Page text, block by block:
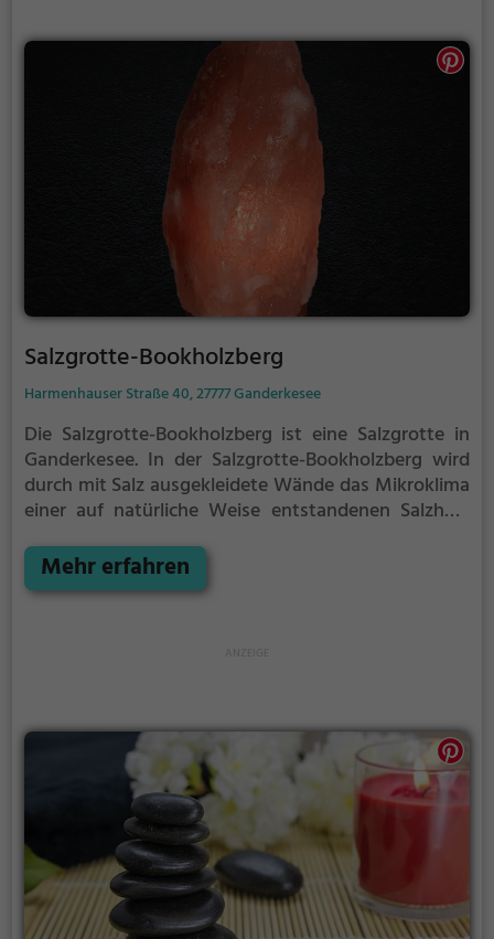
Salzgrotte-Bookholzberg
Harmenhauser Straße 40, 27777 Ganderkesee
Die Salzgrotte-Bookholzberg ist eine Salzgrotte in
Ganderkesee. In der Salzgrotte-Bookholzberg wird
durch mit Salz ausgekleidete Wände das Mikroklima
einer auf natürliche Weise entstandenen Salzhöle
Bookholzberg kann positive Effekte bei
Atemwegsproblemen und Krankheiten bewirken.
Mehr erfahren